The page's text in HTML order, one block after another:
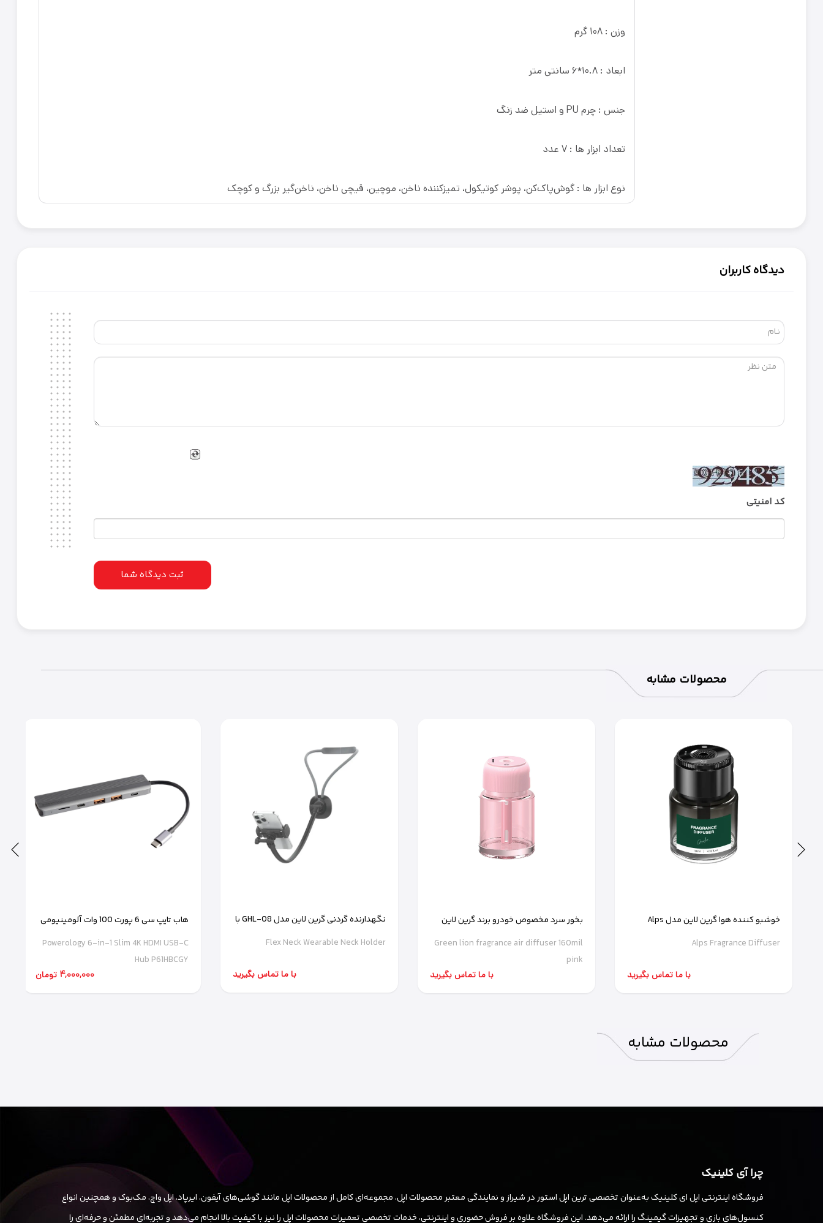
وزن : 108 گرم
ابعاد : 10.8*6 سانتی متر
جنس : چرم PU و استیل ضد زنگ
تعداد ابزار ها : 7 عدد
نوع ابزار ها : گوش‌پاک‌کن، پوشر کوتیکول، تمیزکننده ناخن، موچین، قیچی ناخن، ناخن‌گیر بزرگ و کوچک
دیدگاه کاربران
کد امنیتی
ثبت دیدگاه شما
محصولات مشابه
خوشبو کننده هوا گرین لاین مدل Alps
Fragrance Diffuser
Alps Fragrance Diffuser
با ما تماس بگیرید
بخور سرد مخصوص خودرو برند گرین لاین
160میل رنگ صورتی
Green lion fragrance air diffuser 160mil
pink
با ما تماس بگیرید
نگهدارنده گردنی گرین لاین مدل GHL-08 با
چرخش ۳۶۰ درجه
Flex Neck Wearable Neck Holder
با ما تماس بگیرید
هاب تایپ سی 6 پورت 100 وات آلومینیومی
پاورولوژی مدل P61HBCGY
Powerology 6-in-1 Slim 4K HDMI USB-C
Hub P61HBCGY
4,000,000 تومان
محصولات مشابه
چرا آی کلینیک
فروشگاه اینترنتی اپل ای کلینیک به‌عنوان تخصصی ترین اپل استور در شیراز و نمایندگی معتبر محصولات اپل، مجموعه‌ای کامل از محصولات اپل مانند گوشی‌های آیفون، ایرپاد، اپل واچ، مک‌بوک و همچنین انواع
کنسول‌های بازی و تجهیزات گیمینگ را ارائه می‌دهد. این فروشگاه علاوه بر فروش حضوری و اینترنتی، خدمات تخصصی تعمیرات محصولات اپل را نیز با کیفیت بالا انجام می‌دهد و تجربه‌ای مطمئن و حرفه‌ای را